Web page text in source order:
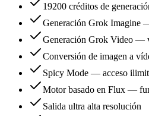
19200 créditos de
Generación Grok Imagine
Generación Grok Video —
Conversión de imagen a
Spicy Mode — acceso
Motor basado en Flux —
Salida ultra alta resolución